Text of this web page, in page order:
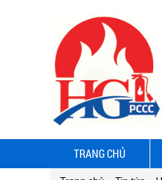
TRANG CHỦ